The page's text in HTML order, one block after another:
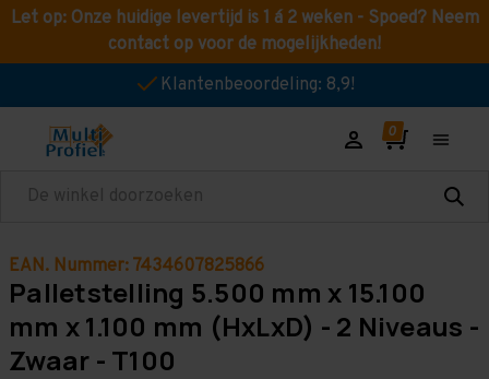
Let op: Onze huidige levertijd is 1 á 2 weken - Spoed? Neem
contact op voor de mogelijkheden!
Klantenbeoordeling: 8,9!
Zoeken
EAN. Nummer: 7434607825866
Palletstelling 5.500 mm x 15.100
mm x 1.100 mm (HxLxD) - 2 Niveaus -
Zwaar - T100